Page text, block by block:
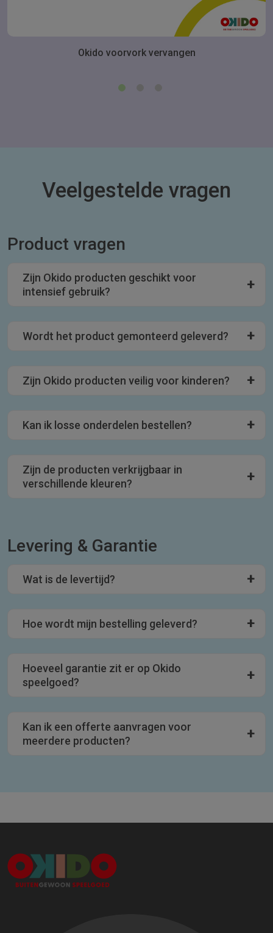
Okido voorvork vervangen
Veelgestelde vragen
Product vragen
Zijn Okido producten geschikt voor
intensief gebruik?
Wordt het product gemonteerd geleverd?
Zijn Okido producten veilig voor kinderen?
Kan ik losse onderdelen bestellen?
Zijn de producten verkrijgbaar in
verschillende kleuren?
Levering & Garantie
Wat is de levertijd?
Hoe wordt mijn bestelling geleverd?
Hoeveel garantie zit er op Okido
speelgoed?
Kan ik een offerte aanvragen voor
meerdere producten?